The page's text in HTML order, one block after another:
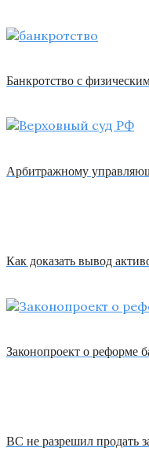
Банкротство с
Арбитражному
Как доказать вывод
Законопроект о реформе
ВС не разрешил продать